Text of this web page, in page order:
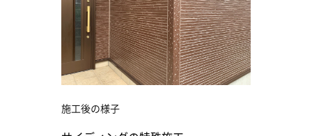
施工後の様子